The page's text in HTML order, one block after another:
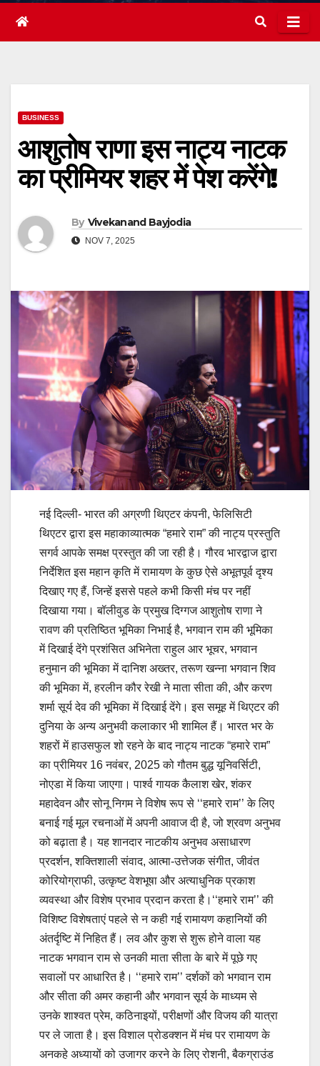
BUSINESS
आशुतोष राणा इस नाट्य नाटक
का प्रीमियर शहर में पेश करेंगे!
By Vivekanand Bayjodia
NOV 7, 2025
नई दिल्ली- भारत की अग्रणी थिएटर कंपनी, फेलिसिटी
थिएटर द्वारा इस महाकाव्यात्मक “हमारे राम” की नाट्य प्रस्तुति
सगर्व आपके समक्ष प्रस्तुत की जा रही है। गौरव भारद्वाज द्वारा
निर्देशित इस महान कृति में रामायण के कुछ ऐसे अभूतपूर्व दृश्य
दिखाए गए हैं, जिन्हें इससे पहले कभी किसी मंच पर नहीं
दिखाया गया। बॉलीवुड के प्रमुख दिग्गज आशुतोष राणा ने
रावण की प्रतिष्ठित भूमिका निभाई है, भगवान राम की भूमिका
में दिखाई देंगे प्रशंसित अभिनेता राहुल आर भूचर, भगवान
हनुमान की भूमिका में दानिश अख्तर, तरूण खन्ना भगवान शिव
की भूमिका में, हरलीन कौर रेखी ने माता सीता की, और करण
शर्मा सूर्य देव की भूमिका में दिखाई देंगे। इस समूह में थिएटर की
दुनिया के अन्य अनुभवी कलाकार भी शामिल हैं। भारत भर के
शहरों में हाउसफुल शो रहने के बाद नाट्य नाटक “हमारे राम”
का प्रीमियर 16 नवंबर, 2025 को गौतम बुद्ध यूनिवर्सिटी,
नोएडा में किया जाएगा। पार्श्व गायक कैलाश खेर, शंकर
महादेवन और सोनू निगम ने विशेष रूप से ‘‘हमारे राम’’ के लिए
बनाई गई मूल रचनाओं में अपनी आवाज दी है, जो श्रवण अनुभव
को बढ़ाता है। यह शानदार नाटकीय अनुभव असाधारण
प्रदर्शन, शक्तिशाली संवाद, आत्मा-उत्तेजक संगीत, जीवंत
कोरियोग्राफी, उत्कृष्ट वेशभूषा और अत्याधुनिक प्रकाश
व्यवस्था और विशेष प्रभाव प्रदान करता है।‘‘हमारे राम’’ की
विशिष्ट विशेषताएं पहले से न कही गई रामायण कहानियों की
अंतर्दृष्टि में निहित हैं। लव और कुश से शुरू होने वाला यह
नाटक भगवान राम से उनकी माता सीता के बारे में पूछे गए
सवालों पर आधारित है। ‘‘हमारे राम’’ दर्शकों को भगवान राम
और सीता की अमर कहानी और भगवान सूर्य के माध्यम से
उनके शाश्वत प्रेम, कठिनाइयों, परीक्षणों और विजय की यात्रा
पर ले जाता है। इस विशाल प्रोडक्शन में मंच पर रामायण के
अनकहे अध्यायों को उजागर करने के लिए रोशनी, बैकग्राउंड